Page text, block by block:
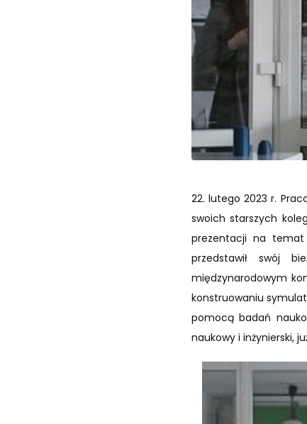
22. lutego 2023 r.
swoich starszych
prezentacji na temat
przedstawił swój
międzynarodowym
konstruowaniu
pomocą badań
naukowy i inżynierski,